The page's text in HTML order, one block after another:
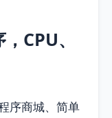
CPU、
序商城、简单